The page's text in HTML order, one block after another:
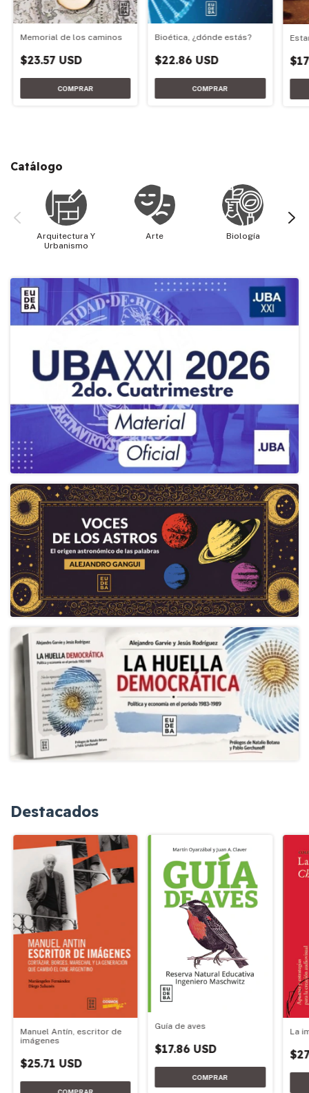
Memorial de los caminos
$23.57 USD
Bioética, ¿dónde estás?
$22.86 USD
Catálogo
Arquitectura Y
Urbanismo
Arte Biología
Destacados
Manuel Antín, escritor de
imágenes
$25.71 USD
Guía de aves
$17.86 USD
La